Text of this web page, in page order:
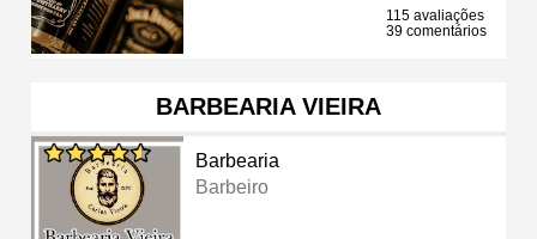
115 avaliações
39 comentários
BARBEARIA VIEIRA
Barbearia
Barbeiro